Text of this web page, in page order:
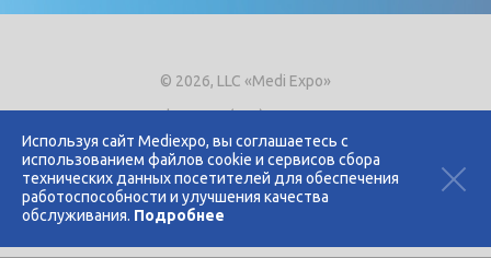
Используя сайт Mediexpo, вы соглашаетесь с
использованием файлов cookie и сервисов сбора
технических данных посетителей для обеспечения
работоспособности и улучшения качества
обслуживания. Подробнее
© 2026, LLC «Medi Expo»
Phone.+7 (495) 721-8866
E-mail:expo@mediexpo.ru
Контакты
Политика использования cookies
Политика конфиденциальности